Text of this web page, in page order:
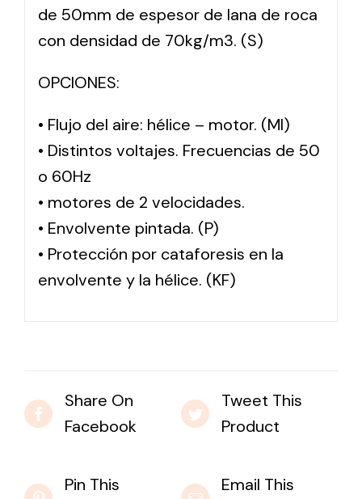
de 50mm de espesor de lana de roca
con densidad de 70kg/m3. (S)
OPCIONES:
• Flujo del aire: hélice – motor. (MI)
• Distintos voltajes. Frecuencias de 50
o 60Hz
• motores de 2 velocidades.
• Envolvente pintada. (P)
• Protección por cataforesis en la
envolvente y la hélice. (KF)
Share On
Facebook
Tweet This
Product
Pin This
Email This